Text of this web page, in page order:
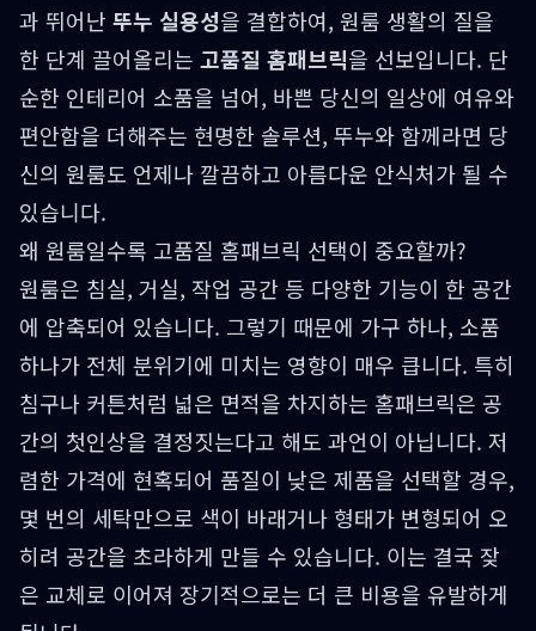
과 뛰어난 뚜누 실용성을 결합하여, 원룸 생활의 질을
한 단계 끌어올리는 고품질 홈패브릭을 선보입니다. 단
순한 인테리어 소품을 넘어, 바쁜 당신의 일상에 여유와
편안함을 더해주는 현명한 솔루션, 뚜누와 함께라면 당
신의 원룸도 언제나 깔끔하고 아름다운 안식처가 될 수
있습니다.
왜 원룸일수록 고품질 홈패브릭 선택이 중요할까?
원룸은 침실, 거실, 작업 공간 등 다양한 기능이 한 공간
에 압축되어 있습니다. 그렇기 때문에 가구 하나, 소품
하나가 전체 분위기에 미치는 영향이 매우 큽니다. 특히
침구나 커튼처럼 넓은 면적을 차지하는 홈패브릭은 공
간의 첫인상을 결정짓는다고 해도 과언이 아닙니다. 저
렴한 가격에 현혹되어 품질이 낮은 제품을 선택할 경우,
몇 번의 세탁만으로 색이 바래거나 형태가 변형되어 오
히려 공간을 초라하게 만들 수 있습니다. 이는 결국 잦
은 교체로 이어져 장기적으로는 더 큰 비용을 유발하게